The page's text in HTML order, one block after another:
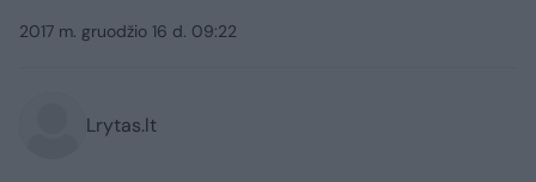
2017 m. gruodžio 16 d. 09:22
Lrytas.lt